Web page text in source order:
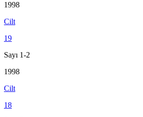
1998
Cilt
19
Sayı 1-2
1998
Cilt
18